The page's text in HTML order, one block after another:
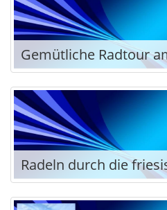
Gemütliche Radtour
Radeln durch die